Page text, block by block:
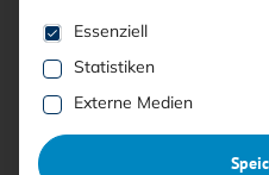
Anzeige
TÜV NORD
Es folgt eine Liste der
Essenziell
Statistiken
Externe Medien